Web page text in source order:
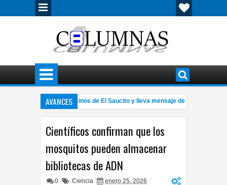
AVANCES
se reúne con vecinos de El Saucito y lleva mensaje de unidad en el PAN
Científicos confirman que los
mosquitos pueden almacenar
bibliotecas de ADN
0 Ciencia enero 25, 2026